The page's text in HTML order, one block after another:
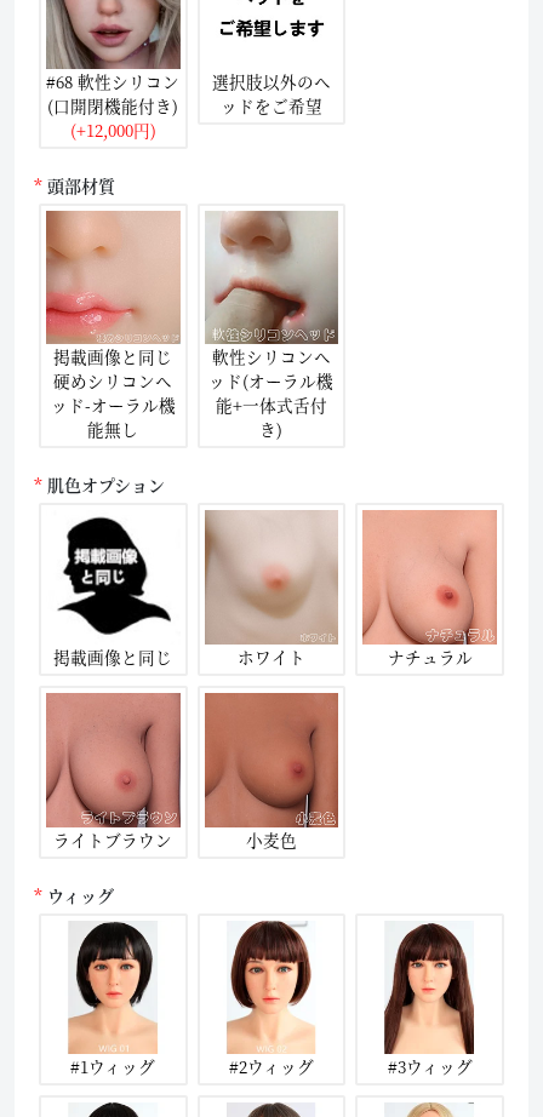
#68 軟性シリコン
(口開閉機能付き)
(+12,000円)
選択肢以外のヘ
ッドをご希望
頭部材質
掲載画像と同じ
硬めシリコンヘ
ッド-オーラル機
能無し
軟性シリコンヘ
ッド(オーラル機
能+一体式舌付
き)
肌色オプション
掲載画像と同じ ホワイト ナチュラル
ライトブラウン 小麦色
ウィッグ
#1ウィッグ #2ウィッグ #3ウィッグ